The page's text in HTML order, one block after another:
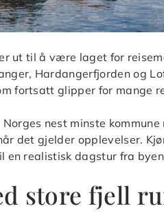
ut til å være laget for
Hardangerfjorden og
fortsatt glipper for mange
nest minste
det gjelder opplevelser.
en realistisk dagstur fra
store fjell